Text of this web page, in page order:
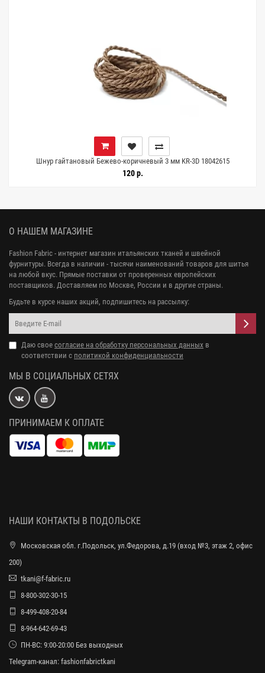
Шнур гайтановый Бежево-коричневый 3 мм KR-3D 18042615
120 р.
О НАШЕМ МАГАЗИНЕ
Fashion Fabric - интернет магазин итальянских тканей и швейной
фурнитуры. Всегда в наличии - тысячи наименований товаров для шитья
на любой вкус. Прямые поставки от проверенных европейских
поставщиков. Доставляем по Москве, России и в другие страны.
Будьте в курсе наших акций, подпишитесь на рассылку:
Даю свое согласие на обработку персональных данных в
соответствии с политикой конфиденциальности
МЫ В СОЦИАЛЬНЫХ СЕТЯХ
ПРИНИМАЕМ К ОПЛАТЕ
НАШИ КОНТАКТЫ В ПОДОЛЬСКЕ
Московская обл. г.Подольск, ул.Федорова, д.19 (вход №3, этаж 2, офис
200)
tkani@f-fabric.ru
8-800-302-30-15
8-499-408-20-84
8-964-642-69-43
ПН-ВС: 9:00-20:00 Без выходных
Telegram-канал: fashionfabrictkani